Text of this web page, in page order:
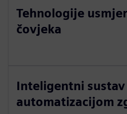
Tehnologije
čovjeka
Inteligentni
automatizacijom